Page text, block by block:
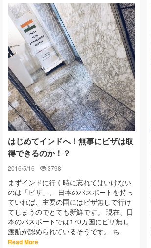
はじめてインドへ！無事にビザは取
得できるのか！？
2016/5/16 3798
まずインドに行く時に忘れてはいけない
のは「ビザ」。 日本のパスポートを持っ
ていれば、主要の国にはビザ無しで行け
てしまうのでとても新鮮です。 現在、日
本のパスポートでは170カ国にビザ無し
渡航が認められているそうです。 ち
Read More